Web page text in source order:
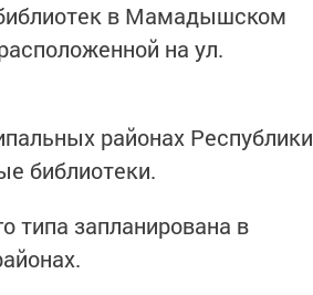
в Мамадышском
на ул.
районах Республики
библиотеки.
типа запланирована в